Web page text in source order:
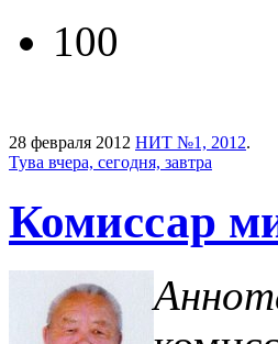
100
28 февраля 2012 НИТ №1, 2012.
Тува вчера, сегодня, завтра
Комиссар